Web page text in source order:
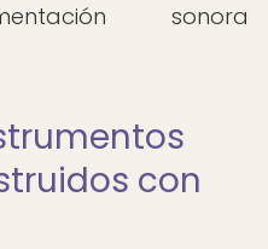
sonora
con